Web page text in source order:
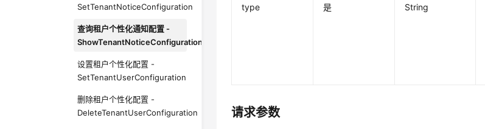
SetTenantNoticeConfiguration
查询租户个性化通知配置 -
ShowTenantNoticeConfiguration
设置租户个性化配置 -
SetTenantUserConfiguration
删除租户个性化配置 -
DeleteTenantUserConfiguration
type 是 String
请求参数